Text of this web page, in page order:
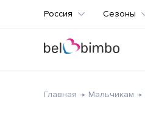
Россия Сезоны
Главная Мальчикам